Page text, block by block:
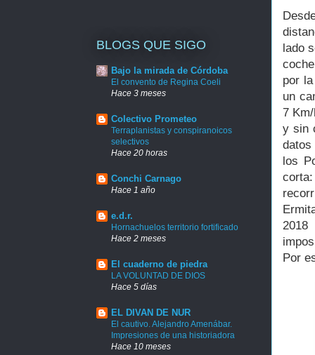
lado
por
un
7
y sin
los
Por
BLOGS QUE SIGO
Bajo la mirada de Córdoba
El convento de Regina Coeli
Hace 3 meses
Colectivo Prometeo
Terraplanistas y conspiranoicos
selectivos
Hace 20 horas
Conchi Carnago
Hace 1 año
e.d.r.
Hornachuelos territorio fortificado
Hace 2 meses
El cuaderno de piedra
LA VOLUNTAD DE DIOS
Hace 5 días
EL DIVAN DE NUR
El cautivo. Alejandro Amenábar.
Impresiones de una historiadora
Hace 10 meses